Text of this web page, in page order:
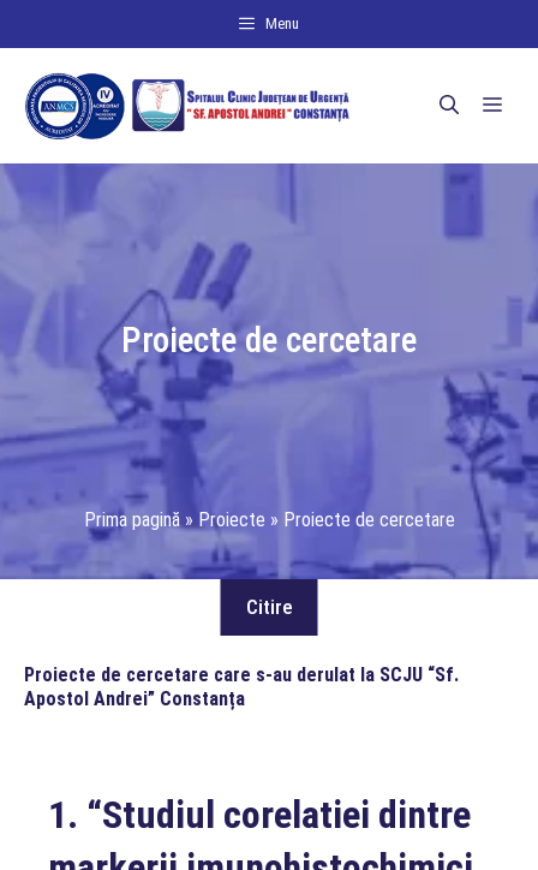
Menu
Prima pagină » Proiecte » Proiecte de cercetare
Proiecte de cercetare
Proiecte de cercetare care s-au derulat la SCJU “Sf.
Apostol Andrei” Constanța
1. “Studiul corelatiei dintre